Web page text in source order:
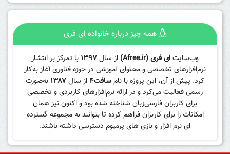
همه چیز درباره خانواده اِی فری
وب‌سایتای فری (Afree.ir) از سال۱۳۹۷ با تمرکز بر انتشار
نرم‌افزارهای تخصصی و محتوای آموزشی در حوزه فناوری آغاز به‌کار
کرد. پیش از آن، این پروژه با نامسافت۴ از سال۱۳۸۷ به‌صورت
رسمی فعالیت می‌کرد و در ارائه نرم‌افزارهای کاربردی و تخصصی
برای کاربران فارسی‌زبان شناخته شده بود و اکنون نیز همان
امکانات را برای کاربران فراهم کرده تا بتوانند به مجموعه گسترده
ای نرم افزار و بازی های پرمیوم دسترسی داشته باشند.